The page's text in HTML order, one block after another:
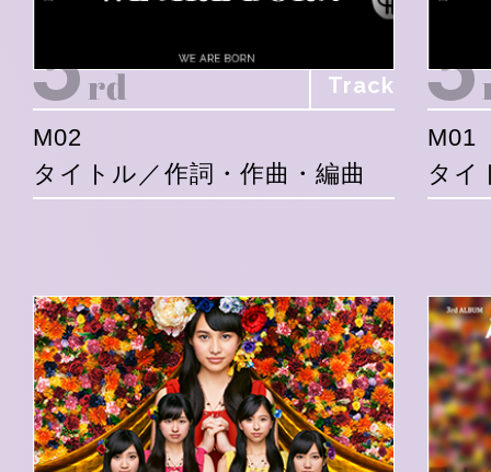
Track
M02
タイトル／作詞・作曲・編曲
M01
タイ